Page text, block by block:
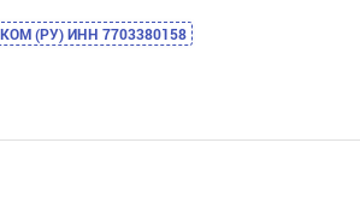
(РУ) ИНН 7703380158